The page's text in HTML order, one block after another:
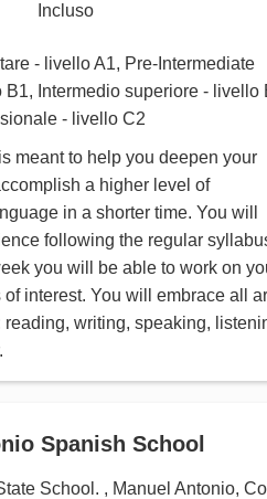
Incluso
- livello A1, Pre-Intermediate
B1, Intermedio superiore - livello
- livello C2
meant to help you deepen your
a higher level of
in a shorter time. You will
following the regular
you will be able to work on
interest. You will embrace all
writing, speaking,
Spanish School
School. , Manuel Antonio,